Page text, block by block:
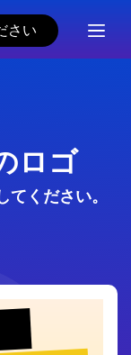
さい
ロゴ
ください。